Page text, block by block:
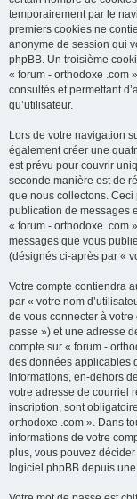
temporairement par le
premiers cookies ne
anonyme de session qui
phpBB. Un troisième
« forum - orthodoxe .com
consultés et permettant
qu’utilisateur.
Lors de votre navigation
également créer une
est prévu pour couvrir
seconde manière est de
que nous collectons.
publication de messages
« forum - orthodoxe .com
messages que vous
(désignés ci-après par «
Votre compte contiendra
par « votre nom
de vous connecter à
passe ») et une adresse
compte sur « forum -
des données applicables
informations, en-dehors
votre adresse de courriel
inscription, sont
orthodoxe .com ». Dans
informations de votre
plus, vous pouvez
logiciel phpBB depuis